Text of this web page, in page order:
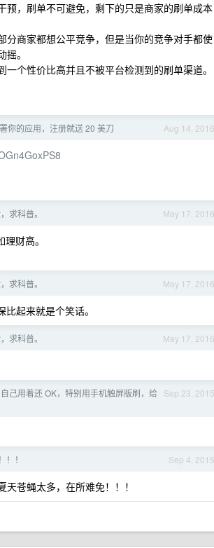
预，刷单不可避免，剩下的只是商家的刷单成本
分商家都想公平竞争，但是当你的竞争对手都使
。
个性价比高并且不被平台检测到的刷单渠道。
Aug 14, 2016
你的应用，注册就送 20 美刀
May 17, 2016
求科普。
财高。
May 17, 2016
求科普。
起来就是个笑话。
May 17, 2016
求科普。
Sep 23, 2015
己用着还 OK，特别用手机触屏版刷，给
Sep 4, 2015
！
苍蝇太多，在所难免！！！